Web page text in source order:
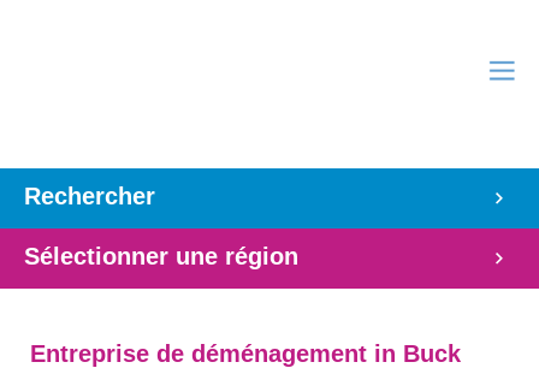
Rechercher
Sélectionner une région
Entreprise de déménagement in Buck